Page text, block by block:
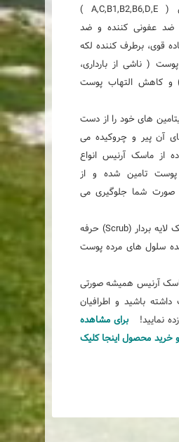
ویتامینه حاوی ( A,C,B1,B2,B6,D,E )
ضد عفونی کننده و ضد
قوی، برطرف کننده لکه
( ناشی از بارداری،
کاهش التهاب پوست
های خود را از دست
آن پیر و چروکیده می
از ماسک آرنیس انواع
پوست تامین شده و از
صورت شما جلوگیری می
ماسک آرنیس یک لایه بردار (Scrub) حرفه
سلول های مرده پوست
آرنیس همیشه صورتی
باشید و اطرافیان
نمایید!
برای مشاهده
خرید محصول اینجا کلیک